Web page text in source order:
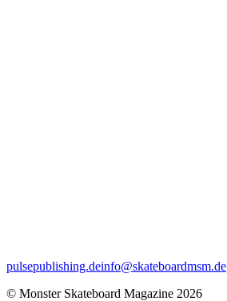
pulsepublishing.deinfo@skateboardmsm.de
© Monster Skateboard Magazine 2026